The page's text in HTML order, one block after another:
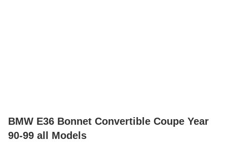
BMW E36 Bonnet Convertible Coupe Year
90-99 all Models